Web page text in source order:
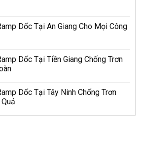
Dốc Tại An Giang Cho Mọi Công
Dốc Tại Tiền Giang Chống Trơn
Dốc Tại Tây Ninh Chống Trơn